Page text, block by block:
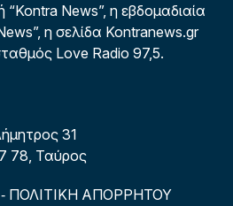
“Kontra News”, η εβδομαδιαία
η σελίδα Kontranews.gr
Love Radio 97,5.
31
78, Ταύρος
- ΠΟΛΙΤΙΚΗ ΑΠΟΡΡΗΤΟΥ